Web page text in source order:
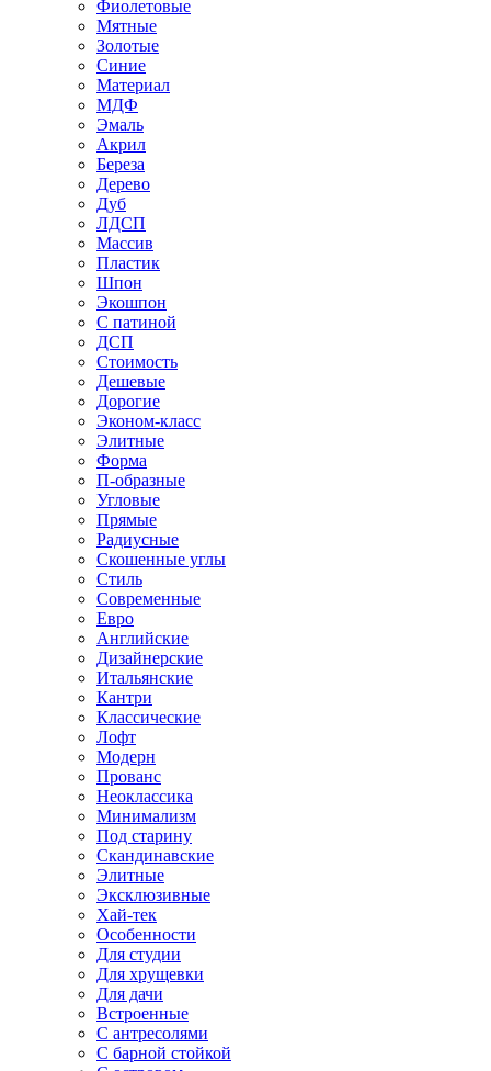
Фиолетовые
Мятные
Золотые
Синие
Материал
МДФ
Эмаль
Акрил
Береза
Дерево
Дуб
ЛДСП
Массив
Пластик
Шпон
Экошпон
С патиной
ДСП
Стоимость
Дешевые
Дорогие
Эконом-класс
Элитные
Форма
П-образные
Угловые
Прямые
Радиусные
Скошенные углы
Стиль
Современные
Евро
Английские
Дизайнерские
Итальянские
Кантри
Классические
Лофт
Модерн
Прованс
Неоклассика
Минимализм
Под старину
Скандинавские
Элитные
Эксклюзивные
Хай-тек
Особенности
Для студии
Для хрущевки
Для дачи
Встроенные
С антресолями
С барной стойкой